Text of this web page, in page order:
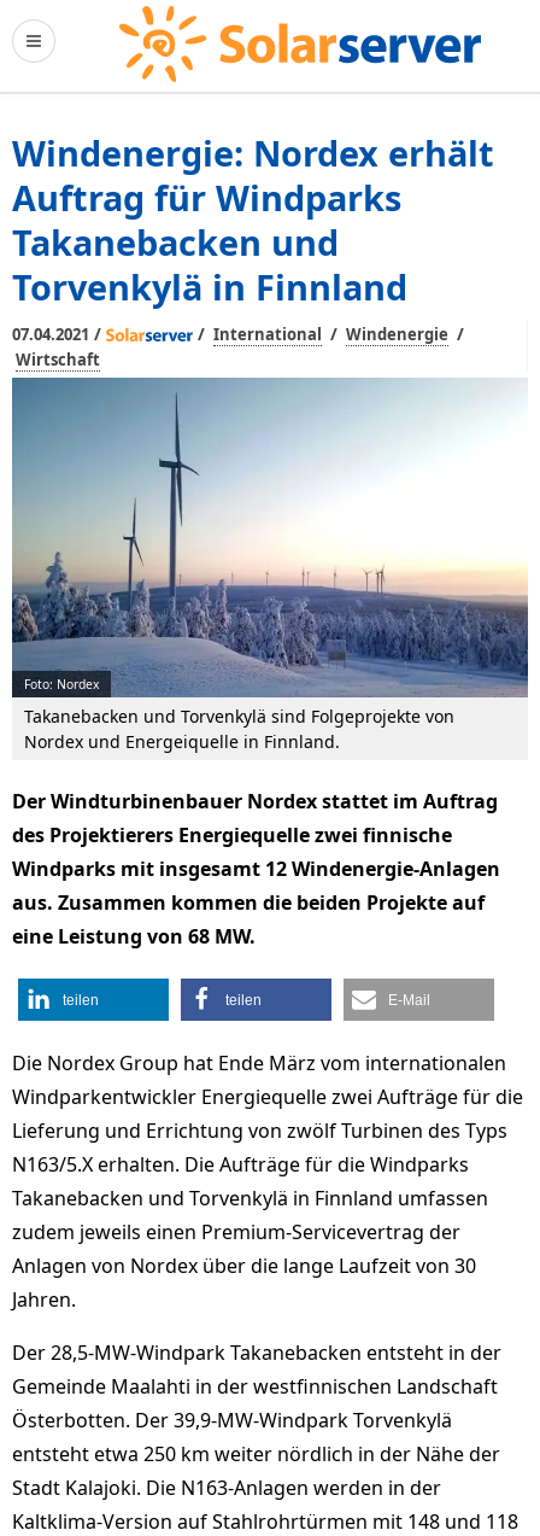
Windenergie: Nordex erhält
Auftrag für Windparks
Takanebacken und
Torvenkylä in Finnland
07.04.2021 / / International / Windenergie /
Wirtschaft
Foto: Nordex
Takanebacken und Torvenkylä sind Folgeprojekte von
Nordex und Energeiquelle in Finnland.
Der Windturbinenbauer Nordex stattet im Auftrag
des Projektierers Energiequelle zwei finnische
Windparks mit insgesamt 12 Windenergie-Anlagen
aus. Zusammen kommen die beiden Projekte auf
eine Leistung von 68 MW.
teilen teilen E-Mail
Die Nordex Group hat Ende März vom internationalen
Windparkentwickler Energiequelle zwei Aufträge für die
Lieferung und Errichtung von zwölf Turbinen des Typs
N163/5.X erhalten. Die Aufträge für die Windparks
Takanebacken und Torvenkylä in Finnland umfassen
zudem jeweils einen Premium-Servicevertrag der
Anlagen von Nordex über die lange Laufzeit von 30
Jahren.
Der 28,5-MW-Windpark Takanebacken entsteht in der
Gemeinde Maalahti in der westfinnischen Landschaft
Österbotten. Der 39,9-MW-Windpark Torvenkylä
entsteht etwa 250 km weiter nördlich in der Nähe der
Stadt Kalajoki. Die N163-Anlagen werden in der
Kaltklima-Version auf Stahlrohrtürmen mit 148 und 118